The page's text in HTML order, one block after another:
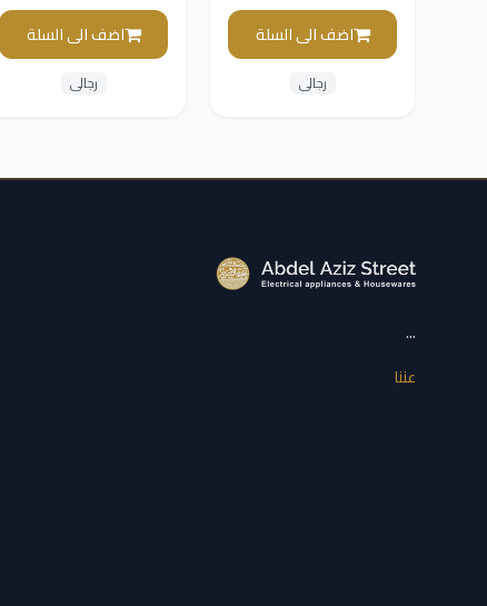
اضف الى السلة
رجالى
اضف الى السلة
رجالى
...
عننا